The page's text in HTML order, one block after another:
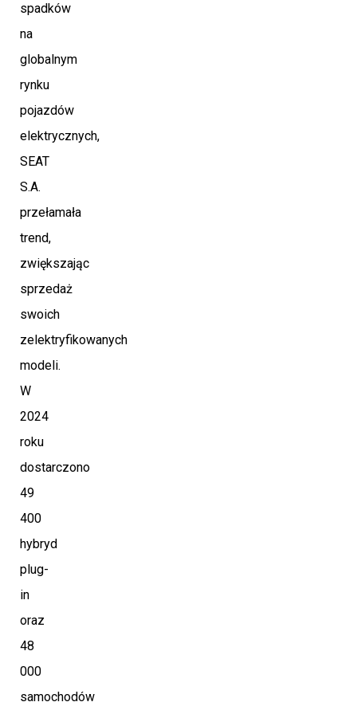
spadków
na
globalnym
rynku
pojazdów
elektrycznych,
SEAT
S.A.
przełamała
trend,
zwiększając
sprzedaż
swoich
zelektryfikowanych
modeli.
W
2024
roku
dostarczono
49
400
hybryd
plug-
in
oraz
48
000
samochodów